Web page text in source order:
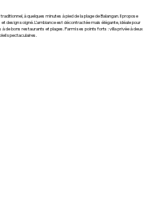
à quelques minutes à pied de la plage de Balangan. Il propose
design soigné. L’ambiance est décontractée mais élégante, idéale pour
de bons restaurants et plages. Parmi ses points forts : villa privée à deux
spectaculaires.